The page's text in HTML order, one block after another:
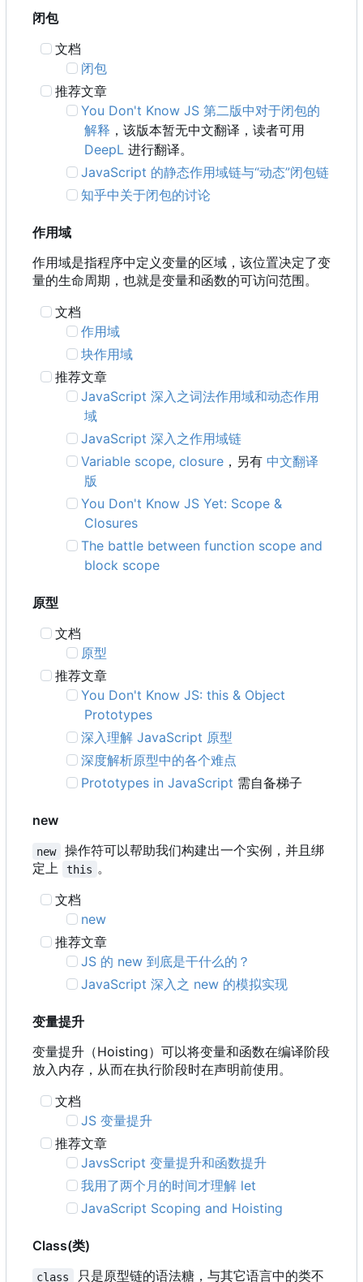
闭包
文档
闭包
推荐文章
You Don't Know JS 第二版中对于闭包的
解释 ，该版本暂无中文翻译，读者可用
DeepL 进行翻译。
JavaScript 的静态作用域链与“动态”闭包链
知乎中关于闭包的讨论
作用域
作用域是指程序中定义变量的区域，该位置决定了变
量的生命周期，也就是变量和函数的可访问范围。
文档
作用域
块作用域
推荐文章
JavaScript 深入之词法作用域和动态作用
域
JavaScript 深入之作用域链
Variable scope, closure ，另有 中文翻译
版
You Don't Know JS Yet: Scope &
Closures
The battle between function scope and
block scope
原型
文档
原型
推荐文章
You Don't Know JS: this & Object
Prototypes
深入理解 JavaScript 原型
深度解析原型中的各个难点
Prototypes in JavaScript 需自备梯子
new
new
操作符可以帮助我们构建出一个实例，并且绑
定上
this 。
文档
new
推荐文章
JS 的 new 到底是干什么的？
JavaScript 深入之 new 的模拟实现
变量提升
变量提升 （Hoisting） 可以将变量和函数在编译阶段
放入内存 ， 从而在执行阶段时在声明前使用。
文档
JS 变量提升
推荐文章
JavsScript 变量提升和函数提升
我用了两个月的时间才理解 let
JavaScript Scoping and Hoisting
Class(类)
class 只是原型链的语法糖，与其它语言中的类不